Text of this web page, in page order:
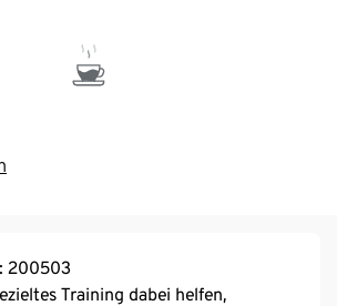
200503
Training dabei helfen,